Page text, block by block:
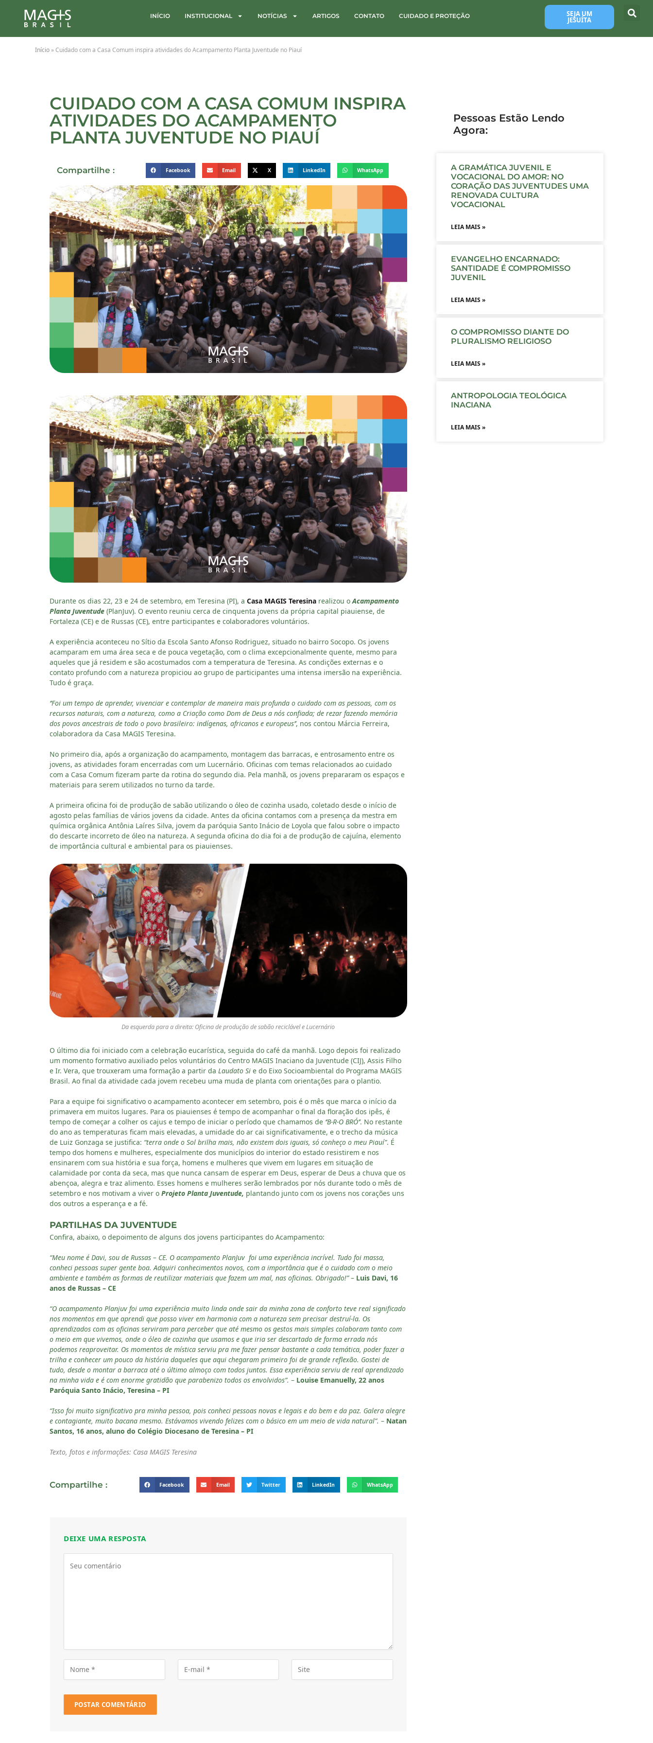
INÍCIO INSTITUCIONAL NOTÍCIAS ARTIGOS CONTATO CUIDADO E PROTEÇÃO SEJA UM
JESUÍTA
Início »Cuidado com a Casa Comum inspira atividades do Acampamento Planta Juventude no Piauí
CUIDADO COM A CASA COMUM INSPIRA
ATIVIDADES DO ACAMPAMENTO
PLANTA JUVENTUDE NO PIAUÍ
Compartilhe : Facebook Email X LinkedIn WhatsApp
Durante os dias 22, 23 e 24 de setembro, em Teresina (PI), a Casa MAGIS Teresina realizou o Acampamento
Planta Juventude (PlanJuv). O evento reuniu cerca de cinquenta jovens da própria capital piauiense, de
Fortaleza (CE) e de Russas (CE), entre participantes e colaboradores voluntários.
A experiência aconteceu no Sítio da Escola Santo Afonso Rodriguez, situado no bairro Socopo. Os jovens
acamparam em uma área seca e de pouca vegetação, com o clima excepcionalmente quente, mesmo para
aqueles que já residem e são acostumados com a temperatura de Teresina. As condições externas e o
contato profundo com a natureza propiciou ao grupo de participantes uma intensa imersão na experiência.
Tudo é graça.
‘’Foi um tempo de aprender, vivenciar e contemplar de maneira mais profunda o cuidado com as pessoas, com os
recursos naturais, com a natureza, como a Criação como Dom de Deus a nós confiada; de rezar fazendo memória
dos povos ancestrais de todo o povo brasileiro: indígenas, africanos e europeus’’, nos contou Márcia Ferreira,
colaboradora da Casa MAGIS Teresina.
No primeiro dia, após a organização do acampamento, montagem das barracas, e entrosamento entre os
jovens, as atividades foram encerradas com um Lucernário. Oficinas com temas relacionados ao cuidado
com a Casa Comum fizeram parte da rotina do segundo dia. Pela manhã, os jovens prepararam os espaços e
materiais para serem utilizados no turno da tarde.
A primeira oficina foi de produção de sabão utilizando o óleo de cozinha usado, coletado desde o início de
agosto pelas famílias de vários jovens da cidade. Antes da oficina contamos com a presença da mestra em
química orgânica Antônia Laíres Silva, jovem da paróquia Santo Inácio de Loyola que falou sobre o impacto
do descarte incorreto de óleo na natureza. A segunda oficina do dia foi a de produção de cajuína, elemento
de importância cultural e ambiental para os piauienses.
Da esquerda para a direita: Oficina de produção de sabão reciclável e Lucernário
O último dia foi iniciado com a celebração eucarística, seguida do café da manhã. Logo depois foi realizado
um momento formativo auxiliado pelos voluntários do Centro MAGIS Inaciano da Juventude (CIJ), Assis Filho
e Ir. Vera, que trouxeram uma formação a partir da Laudato Si e do Eixo Socioambiental do Programa MAGIS
Brasil. Ao final da atividade cada jovem recebeu uma muda de planta com orientações para o plantio.
Para a equipe foi significativo o acampamento acontecer em setembro, pois é o mês que marca o início da
primavera em muitos lugares. Para os piauienses é tempo de acompanhar o final da floração dos ipês, é
tempo de começar a colher os cajus e tempo de iniciar o período que chamamos de ‘’B-R-O BRÓ’’. No restante
do ano as temperaturas ficam mais elevadas, a umidade do ar cai significativamente, e o trecho da música
de Luiz Gonzaga se justifica: “terra onde o Sol brilha mais, não existem dois iguais, só conheço o meu Piauí”. É
tempo dos homens e mulheres, especialmente dos municípios do interior do estado resistirem e nos
ensinarem com sua história e sua força, homens e mulheres que vivem em lugares em situação de
calamidade por conta da seca, mas que nunca cansam de esperar em Deus, esperar de Deus a chuva que os
abençoa, alegra e traz alimento. Esses homens e mulheres serão lembrados por nós durante todo o mês de
setembro e nos motivam a viver o Projeto Planta Juventude, plantando junto com os jovens nos corações uns
dos outros a esperança e a fé.
PARTILHAS DA JUVENTUDE
Confira, abaixo, o depoimento de alguns dos jovens participantes do Acampamento:
“Meu nome é Davi, sou de Russas – CE. O acampamento PlanJuv foi uma experiência incrível. Tudo foi massa,
conheci pessoas super gente boa. Adquiri conhecimentos novos, com a importância que é o cuidado com o meio
ambiente e também as formas de reutilizar materiais que fazem um mal, nas oficinas. Obrigado!”– Luis Davi, 16
anos de Russas – CE
“O acampamento Planjuv foi uma experiência muito linda onde sair da minha zona de conforto teve real significado
nos momentos em que aprendi que posso viver em harmonia com a natureza sem precisar destruí-la. Os
aprendizados com as oficinas serviram para perceber que até mesmo os gestos mais simples colaboram tanto com
o meio em que vivemos, onde o óleo de cozinha que usamos e que iria ser descartado de forma errada nós
podemos reaproveitar. Os momentos de mística serviu pra me fazer pensar bastante a cada temática, poder fazer a
trilha e conhecer um pouco da história daqueles que aqui chegaram primeiro foi de grande reflexão. Gostei de
tudo, desde o montar a barraca até o último almoço com todos juntos. Essa experiência serviu de real aprendizado
na minha vida e é com enorme gratidão que parabenizo todos os envolvidos”. – Louise Emanuelly, 22 anos
Paróquia Santo Inácio, Teresina – PI
“Isso foi muito significativo pra minha pessoa, pois conheci pessoas novas e legais e do bem e da paz. Galera alegre
e contagiante, muito bacana mesmo. Estávamos vivendo felizes com o básico em um meio de vida natural”. – Natan
Santos, 16 anos, aluno do Colégio Diocesano de Teresina – PI
Texto, fotos e informações: Casa MAGIS Teresina
Compartilhe : Facebook Email Twitter LinkedIn WhatsApp
DEIXE UMA RESPOSTA
Pessoas Estão Lendo
Agora:
A GRAMÁTICA JUVENIL E
VOCACIONAL DO AMOR: NO
CORAÇÃO DAS JUVENTUDES UMA
RENOVADA CULTURA
VOCACIONAL
LEIA MAIS »
EVANGELHO ENCARNADO:
SANTIDADE É COMPROMISSO
JUVENIL
LEIA MAIS »
O COMPROMISSO DIANTE DO
PLURALISMO RELIGIOSO
LEIA MAIS »
ANTROPOLOGIA TEOLÓGICA
INACIANA
LEIA MAIS »